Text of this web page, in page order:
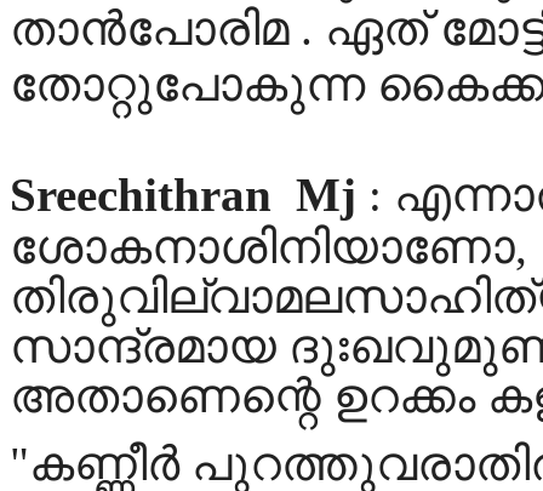
താന്‍പോരിമ . ഏത്‌
തോറ്റുപോകുന്ന
Sreechithran Mj :
സാന്ദ്രമായ
അതാണെന്റെ ഉറക്കം
"കണ്ണീർ